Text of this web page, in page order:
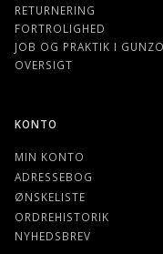
RETURNERING
FORTROLIGHED
JOB OG PRAKTIK I
OVERSIGT
KONTO
MIN KONTO
ADRESSEBOG
ØNSKELISTE
ORDREHISTORIK
NYHEDSBREV